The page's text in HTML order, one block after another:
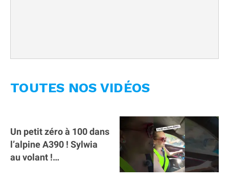
TOUTES NOS VIDÉOS
Un petit zéro à 100 dans
l’alpine A390 ￼! Sylwia
au volant !